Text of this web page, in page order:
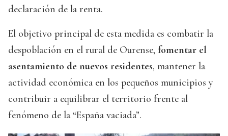
declaración de la renta.
El objetivo principal de esta medida es combatir la
despoblación en el rural de Ourense, fomentar el
asentamiento de nuevos residentes, mantener la
actividad económica en los pequeños municipios y
contribuir a equilibrar el territorio frente al
fenómeno de la “España vaciada”.